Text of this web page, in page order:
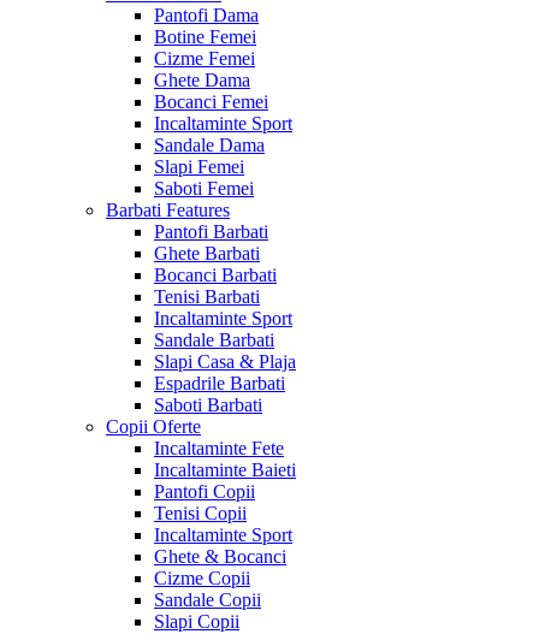
Pantofi Dama
Botine Femei
Cizme Femei
Ghete Dama
Bocanci Femei
Incaltaminte Sport
Sandale Dama
Slapi Femei
Saboti Femei
Barbati Features
Pantofi Barbati
Ghete Barbati
Bocanci Barbati
Tenisi Barbati
Incaltaminte Sport
Sandale Barbati
Slapi Casa & Plaja
Espadrile Barbati
Saboti Barbati
Copii Oferte
Incaltaminte Fete
Incaltaminte Baieti
Pantofi Copii
Tenisi Copii
Incaltaminte Sport
Ghete & Bocanci
Cizme Copii
Sandale Copii
Slapi Copii